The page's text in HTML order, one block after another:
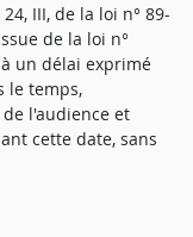
III, de la loi n° 89-
de la loi n°
un délai exprimé
le temps,
l'audience et
cette date, sans